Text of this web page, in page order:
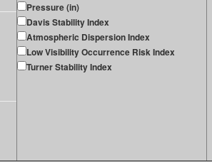
Pressure (in)
Davis Stability Index
Atmospheric Dispersion Index
Low Visibility Occurrence Risk Index
Turner Stability Index